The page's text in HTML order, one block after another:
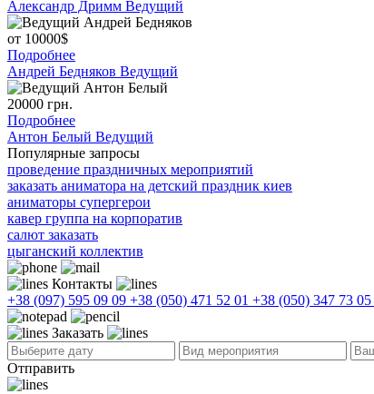
Александр Дримм Ведущий
от 10000$
Подробнее
Андрей Бедняков Ведущий
20000 грн.
Подробнее
Антон Белый Ведущий
Популярные запросы
проведение праздничных мероприятий
заказать аниматора на детский праздник киев
аниматоры супергерои
кавер группа на корпоратив
салют заказать
цыганский коллектив
Контакты
+38 (097) 595 09 09 +38 (050) 471 52 01 +38 (050) 347 73 05
Заказать
Отправить